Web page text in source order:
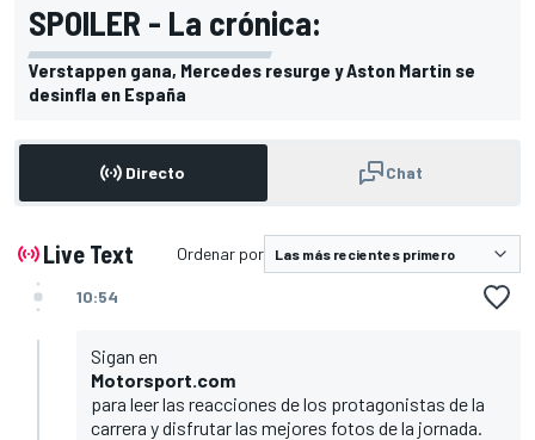
SPOILER - La crónica:
Verstappen gana, Mercedes resurge y Aston Martin se
desinfla en España
Directo Chat
Live Text Ordenar por
10:54
Sigan en
Motorsport.com
para leer las reacciones de los protagonistas de la
carrera y disfrutar las mejores fotos de la jornada.